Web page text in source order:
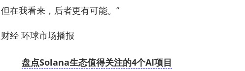
在我看来，后者更有可能。”
环球市场播报
盘点Solana生态值得关注的4个AI项目